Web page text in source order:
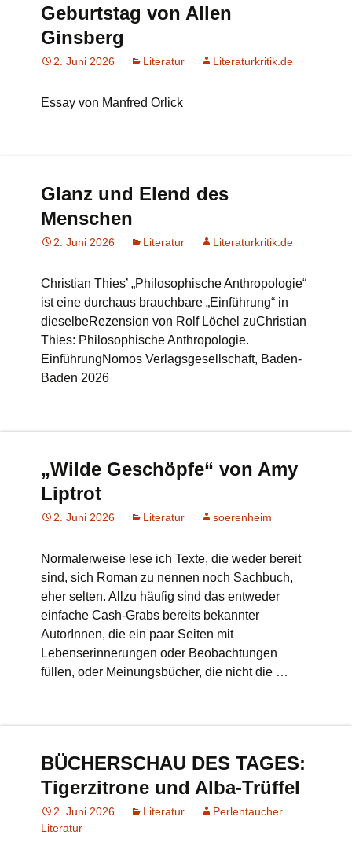
Geburtstag von Allen
Ginsberg
2. Juni 2026 Literatur Literaturkritik.de
Essay von Manfred Orlick
Glanz und Elend des
Menschen
2. Juni 2026 Literatur Literaturkritik.de
Christian Thies’ „Philosophische Anthropologie“
ist eine durchaus brauchbare „Einführung“ in
dieselbeRezension von Rolf Löchel zuChristian
Thies: Philosophische Anthropologie.
EinführungNomos Verlagsgesellschaft, Baden-
Baden 2026
„Wilde Geschöpfe“ von Amy
Liptrot
2. Juni 2026 Literatur soerenheim
Normalerweise lese ich Texte, die weder bereit
sind, sich Roman zu nennen noch Sachbuch,
eher selten. Allzu häufig sind das entweder
einfache Cash-Grabs bereits bekannter
AutorInnen, die ein paar Seiten mit
Lebenserinnerungen oder Beobachtungen
füllen, oder Meinungsbücher, die nicht die …
BÜCHERSCHAU DES TAGES:
Tigerzitrone und Alba-Trüffel
2. Juni 2026 Literatur
Perlentaucher
Literatur